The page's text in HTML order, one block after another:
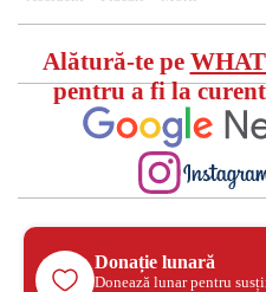
Alătură-te pe
pentru a fi la
Donație lunară
Donează lunar pentru